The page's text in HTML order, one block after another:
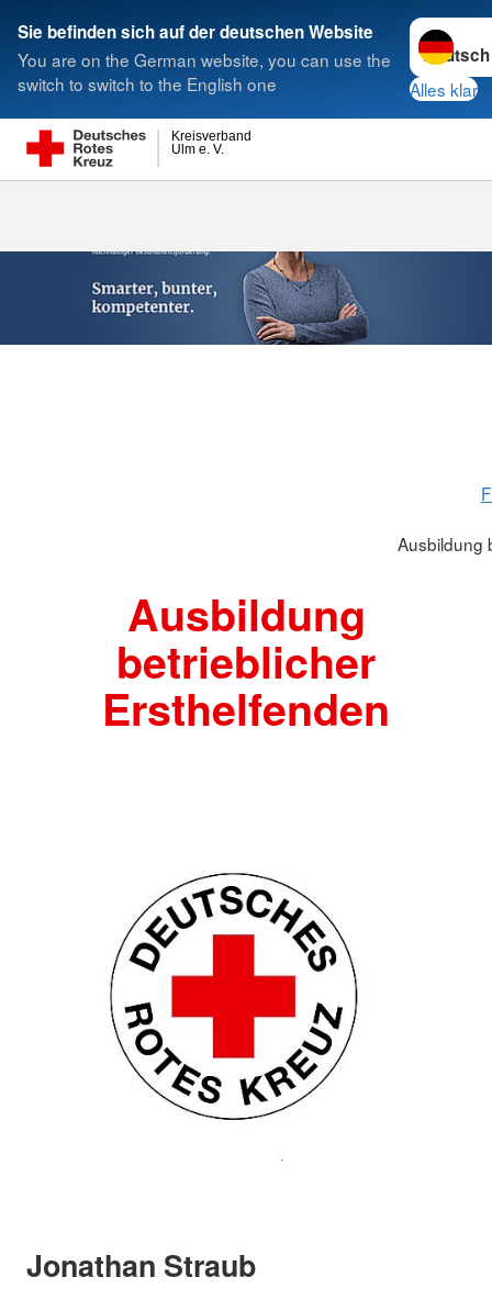
Sie befinden sich auf der deutschen Website
You are on the German website, you can use the
switch to switch to the English one
Sprache
Alles klar
Ulm e. V.
Kreisverband
Suche
Ausbildung
Ausbildung
betrieblicher
Ersthelfenden
Jonathan Straub